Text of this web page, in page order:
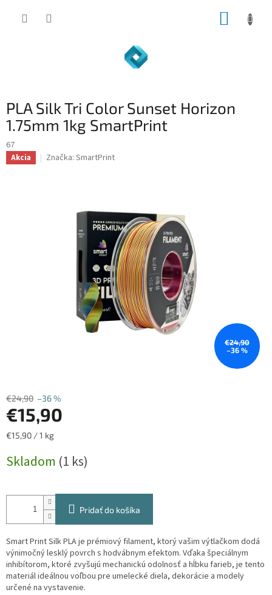
PLA Silk Tri Color Sunset Horizon
1.75mm 1kg SmartPrint
67
Akcia Značka: SmartPrint
€24,90
–36 %
€24,90 –36 %
€15,90
Jednotková
€15,90 / 1 kg
Skladom (1 ks)
Pridať do košíka
Smart Print Silk PLA je prémiový filament, ktorý vašim výtlačkom dodá
výnimočný lesklý povrch s hodvábnym efektom. Vďaka špeciálnym
inhibítorom, ktoré zvyšujú mechanickú odolnosť a hĺbku farieb, je tento
materiál ideálnou voľbou pre umelecké diela, dekorácie a modely
určené na vystavenie.